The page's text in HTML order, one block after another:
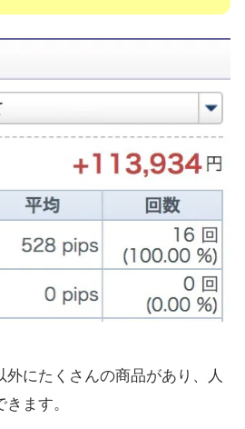
外にたくさんの商品があり、人
ます。